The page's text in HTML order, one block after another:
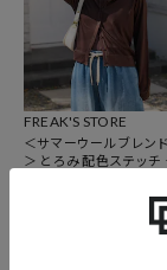
ブランド説明
【FREAK'S
「アメリカの豊か
想いからスタート。
1986年の創業以来
リークとして、豊
FREAK'S STORE
＜サマーウールブレンド
＞ とろみ 配色ステッチ